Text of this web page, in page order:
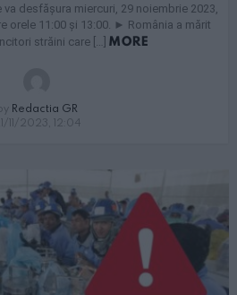
va desfășura miercuri, 29 noiembrie 2023,
orele 11:00 și 13:00. ► România a mărit
străini care […]MORE
Redactia GR
21/11/2023, 12:04